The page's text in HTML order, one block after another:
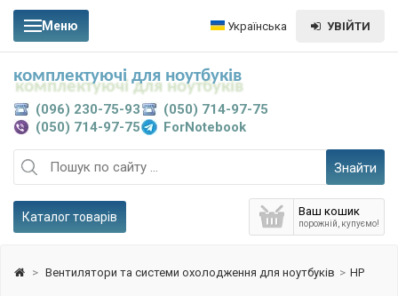
Меню Українська УВІЙТИ
Знайти
Ваш кошик
порожній, купуємо!
Каталог товарів
(096) 230-75-93
(050) 714-97-75
(050) 714-97-75
ForNotebook
комплектуючі для ноутбуків
> Вентилятори та системи охолодження для ноутбуків > HP